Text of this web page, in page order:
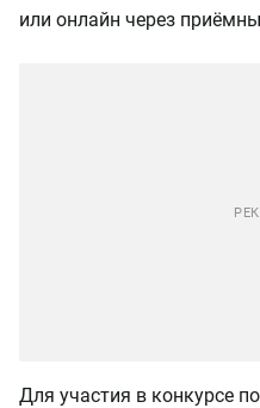
или онлайн через
Для участия в конкурсе